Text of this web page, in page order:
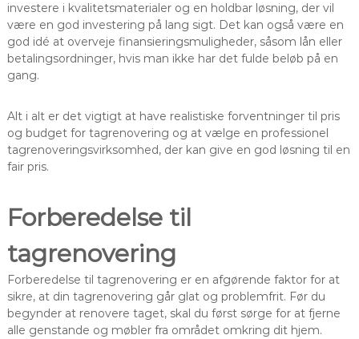
investere i kvalitetsmaterialer og en holdbar løsning, der vil
være en god investering på lang sigt. Det kan også være en
god idé at overveje finansieringsmuligheder, såsom lån eller
betalingsordninger, hvis man ikke har det fulde beløb på en
gang.
Alt i alt er det vigtigt at have realistiske forventninger til pris
og budget for tagrenovering og at vælge en professionel
tagrenoveringsvirksomhed, der kan give en god løsning til en
fair pris.
Forberedelse til
tagrenovering
Forberedelse til tagrenovering er en afgørende faktor for at
sikre, at din tagrenovering går glat og problemfrit. Før du
begynder at renovere taget, skal du først sørge for at fjerne
alle genstande og møbler fra området omkring dit hjem.